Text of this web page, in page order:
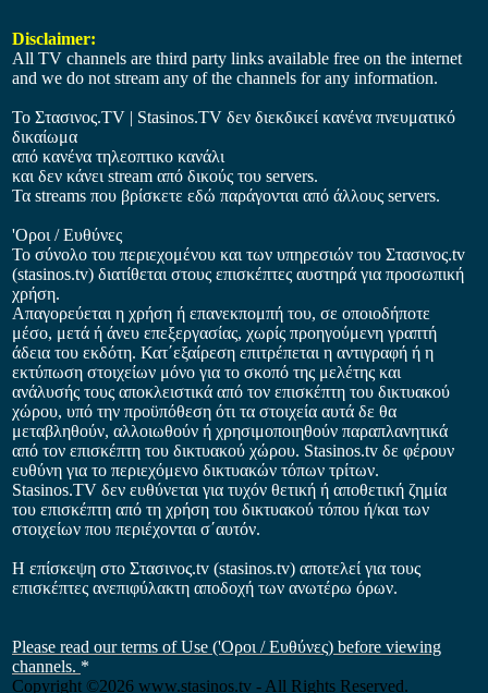
Disclaimer:
All TV channels are third party links available free on the internet
and we do not stream any of the channels for any information.
Το Στασινος.ΤV | Stasinos.TV δεν διεκδικεί κανένα πνευματικό
δικαίωμα
από κανένα τηλεοπτικο κανάλι
και δεν κάνει stream από δικούς του servers.
Τα streams που βρίσκετε εδώ παράγονται από άλλους servers.
'Οροι / Ευθύνες
Το σύνολο του περιεχομένου και των υπηρεσιών του Στασινος.tv
(stasinos.tv) διατίθεται στους επισκέπτες αυστηρά για προσωπική
χρήση.
Απαγορεύεται η χρήση ή επανεκπομπή του, σε οποιοδήποτε
μέσο, μετά ή άνευ επεξεργασίας, χωρίς προηγούμενη γραπτή
άδεια του εκδότη. Κατ΄εξαίρεση επιτρέπεται η αντιγραφή ή η
εκτύπωση στοιχείων μόνο για το σκοπό της μελέτης και
ανάλυσής τους αποκλειστικά από τον επισκέπτη του δικτυακού
χώρου, υπό την προϋπόθεση ότι τα στοιχεία αυτά δε θα
μεταβληθούν, αλλοιωθούν ή χρησιμοποιηθούν παραπλανητικά
από τον επισκέπτη του δικτυακού χώρου. Stasinos.tv δε φέρουν
ευθύνη για το περιεχόμενο δικτυακών τόπων τρίτων.
Stasinos.TV δεν ευθύνεται για τυχόν θετική ή αποθετική ζημία
του επισκέπτη από τη χρήση του δικτυακού τόπου ή/και των
στοιχείων που περιέχονται σ΄αυτόν.
Η επίσκεψη στο Στασινος.tv (stasinos.tv) αποτελεί για τους
επισκέπτες ανεπιφύλακτη αποδοχή των ανωτέρω όρων.
Please read our terms of Use ('Οροι / Ευθύνες) before viewing
channels. *
Copyright ©2026 www.stasinos.tv - All Rights Reserved.